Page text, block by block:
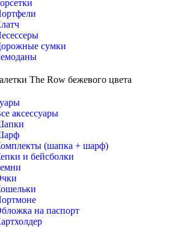
сумки
аксессуары
(шапка + шарф)
и бейсболки
на паспорт